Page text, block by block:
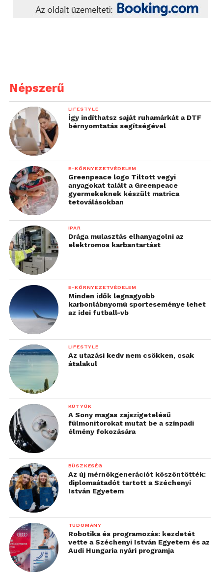
Népszerű
LIFESTYLE
Így indíthatsz saját ruhamárkát a DTF
bérnyomtatás segítségével
E-KÖRNYEZETVÉDELEM
Greenpeace logo Tiltott vegyi
anyagokat talált a Greenpeace
gyermekeknek készült matrica
tetoválásokban
IPAR
Drága mulasztás elhanyagolni az
elektromos karbantartást
E-KÖRNYEZETVÉDELEM
Minden idők legnagyobb
karbonlábnyomú sporteseménye lehet
az idei futball-vb
LIFESTYLE
Az utazási kedv nem csökken, csak
átalakul
KÜTYÜK
A Sony magas zajszigetelésű
fülmonitorokat mutat be a színpadi
élmény fokozására
BÜSZKESÉG
Az új mérnökgenerációt köszöntötték:
diplomaátadót tartott a Széchenyi
István Egyetem
TUDOMÁNY
Robotika és programozás: kezdetét
vette a Széchenyi István Egyetem és az
Audi Hungaria nyári programja